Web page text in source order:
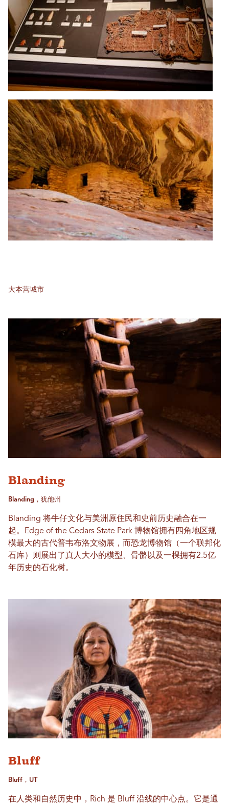
大本营城市
Blanding
Blanding，犹他州
Blanding 将牛仔文化与美洲原住民和史前历史融合在一
起。Edge of the Cedars State Park 博物馆拥有四角地区规
模最大的古代普韦布洛文物展，而恐龙博物馆（一个联邦化
石库）则展出了真人大小的模型、骨骼以及一棵拥有2.5亿
年历史的石化树。
Bluff
Bluff，UT
在人类和自然历史中，Rich 是 Bluff 沿线的中心点。它是通